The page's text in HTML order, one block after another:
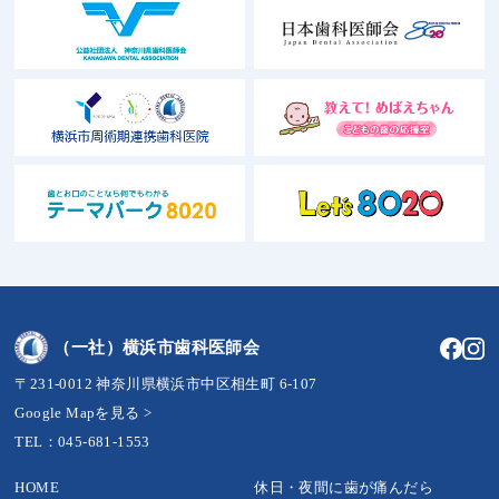
（一社）横浜市歯科医師会
〒231-0012 神奈川県横浜市中区相生町 6-107
Google Mapを見る >
TEL：045-681-1553
HOME 休日・夜間に歯が痛んだら